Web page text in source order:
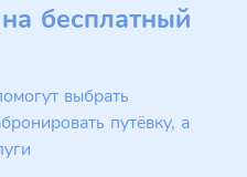
бесплатный
выбрать
путёвку, а